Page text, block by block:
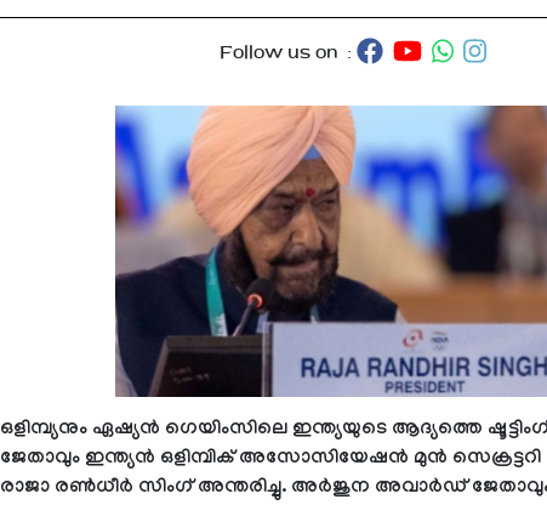
Follow us on :
ഒളിമ്പ്യനും ഏഷ്യന്‍ ഗെയിംസിലെ ഇന്ത്യയുടെ ആദ്യത്തെ
ജേതാവും ഇന്ത്യന്‍ ഒളിമ്പിക് അസോസിയേഷന്‍ മുന്‍
രാജാ രണ്‍ധീര്‍ സിംഗ് അന്തരിച്ചു. അര്‍ജുന അവാര്‍ഡ് ജേതാവും